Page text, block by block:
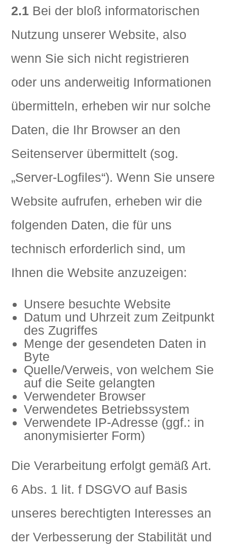
2.1 Bei der bloß informatorischen
Nutzung unserer Website, also
wenn Sie sich nicht registrieren
oder uns anderweitig Informationen
übermitteln, erheben wir nur solche
Daten, die Ihr Browser an den
Seitenserver übermittelt (sog.
„Server-Logfiles“). Wenn Sie unsere
Website aufrufen, erheben wir die
folgenden Daten, die für uns
technisch erforderlich sind, um
Ihnen die Website anzuzeigen:
Unsere besuchte Website
Datum und Uhrzeit zum Zeitpunkt
des Zugriffes
Menge der gesendeten Daten in
Byte
Quelle/Verweis, von welchem Sie
auf die Seite gelangten
Verwendeter Browser
Verwendetes Betriebssystem
Verwendete IP-Adresse (ggf.: in
anonymisierter Form)
Die Verarbeitung erfolgt gemäß Art.
6 Abs. 1 lit. f DSGVO auf Basis
unseres berechtigten Interesses an
der Verbesserung der Stabilität und